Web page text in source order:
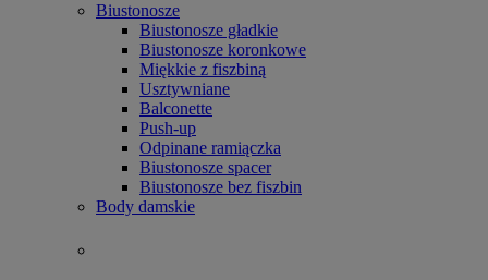
Biustonosze
Biustonosze gładkie
Biustonosze koronkowe
Miękkie z fiszbiną
Usztywniane
Balconette
Push-up
Odpinane ramiączka
Biustonosze spacer
Biustonosze bez fiszbin
Body damskie